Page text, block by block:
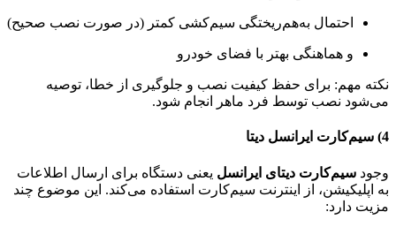
احتمال به‌هم‌ریختگی سیم‌کشی کمتر (در صورت نصب صحیح)
و هماهنگی بهتر با فضای خودرو
نکته مهم: برای حفظ کیفیت نصب و جلوگیری از خطا، توصیه
می‌شود نصب توسط فرد ماهر انجام شود.
4) سیم‌کارت ایرانسل دیتا
وجود سیم‌کارت دیتای ایرانسل یعنی دستگاه برای ارسال اطلاعات
به اپلیکیشن، از اینترنت سیم‌کارت استفاده می‌کند. این موضوع چند
مزیت دارد: